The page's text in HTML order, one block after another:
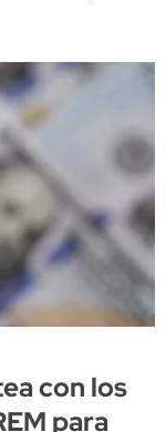
con los
para